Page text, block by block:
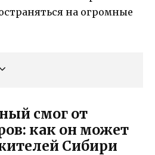
на огромные
смог от
как он может
Сибири